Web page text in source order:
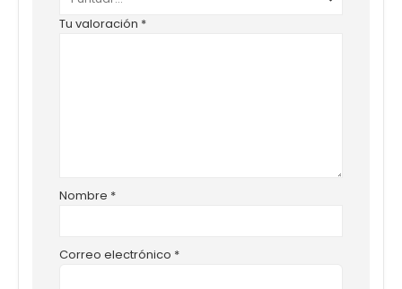
Tu valoración *
Nombre *
Correo electrónico *